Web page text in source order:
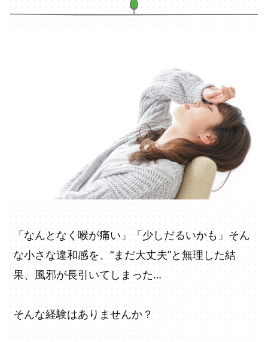
「なんとなく喉が痛い」「少しだるいかも」そん
な小さな違和感を、“まだ大丈夫”と無理した結
果、風邪が長引いてしまった…
そんな経験はありませんか？